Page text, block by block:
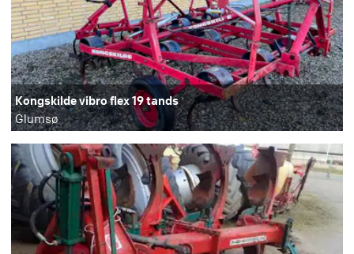
Kongskilde vibro flex 19 tands
Glumsø